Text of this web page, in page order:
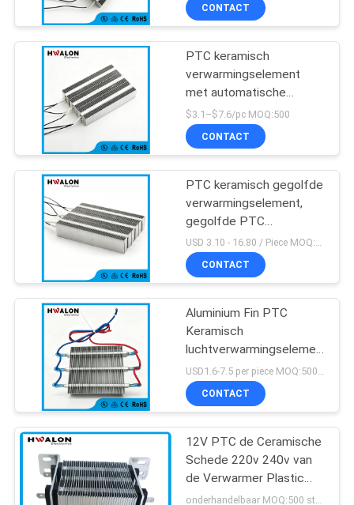
NEEM
CONTACT
NIEUWS
OFFERTE
AANVRAGEN
SITEMAP
PRIVACYBELEID
PTC Ceramische
Luchtverwarmer
197
ceramische
luchtverwarmer
58
PTC boiler
30
oververhittingsbeveiliging
toepassingen
CONTACT
PTC keramisch
verwarmingselement
met automatische
constante temperatuur
en gegolfde
aluminiumvinnen voor
breedspanningstoepassingen
$3.1–$7.6/pc MOQ:500
CONTACT
PTC keramisch gegolfde
verwarmingselement,
gegolfde PTC
verwarmingsplaat, lucht
PTC verwarmingsmodule
met rare aarde's gedopte
+ gegolfde
aluminiumlegering Fin
dubbel geïsoleerd
materiaal, 12V-380V
USD 3.10 - 16.80 / Piece MOQ:500 stuks
CONTACT
Aluminium Fin PTC
Keramisch
luchtverwarmingselement
12V 24V 110V 220V
Zelfregulerende
verwarmingskern voor
Verwarming onderdelen
USD1.6-7.5 per piece MOQ:500 stuks
CONTACT
12V PTC de Ceramische
Schede 220v 240v van
de Verwarmer Plastic
Elektrode voor